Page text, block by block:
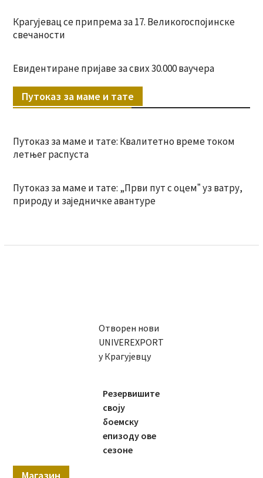
Крагујевац се припрема за 17. Великогоспојинске
свечаности
Евидентиране пријаве за свих 30.000 ваучера
Путоказ за маме и тате
Путоказ за маме и тате: Квалитетно време током
летњег распуста
Путоказ за маме и тате: „Први пут с оцемˮ уз ватру,
природу и заједничке авантуре
Отворен нови
UNIVEREXPORT
у Крагујевцу
Резервишите
своју
боемску
епизоду ове
сезоне